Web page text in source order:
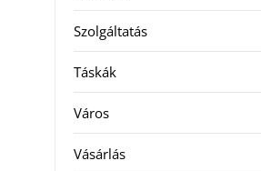
Szolgáltatás
Táskák
Város
Vásárlás